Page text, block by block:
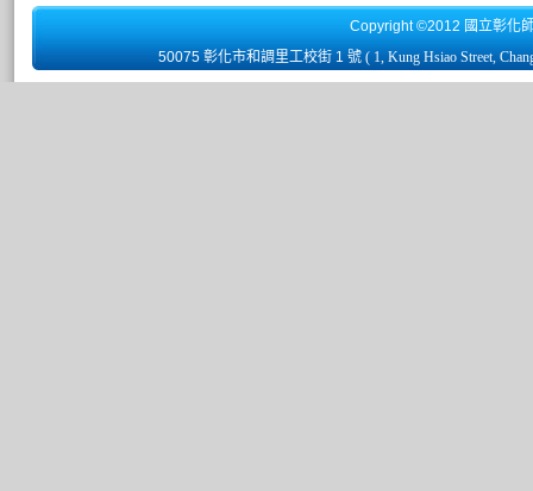
Copyright ©2012 國立彰化
50075 彰化市和調里工校街 1 號 ( 1, Kung Hsiao Street,